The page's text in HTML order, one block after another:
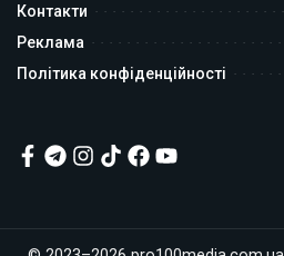
Контакти
Реклама
Політика конфіденційності